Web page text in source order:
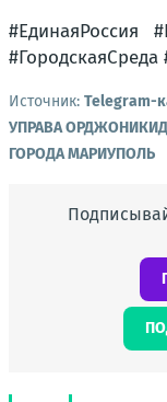
#ЕдинаяРоссия
Источник: Telegram-
УПРАВА
ГОРОДА МАРИУПОЛЬ